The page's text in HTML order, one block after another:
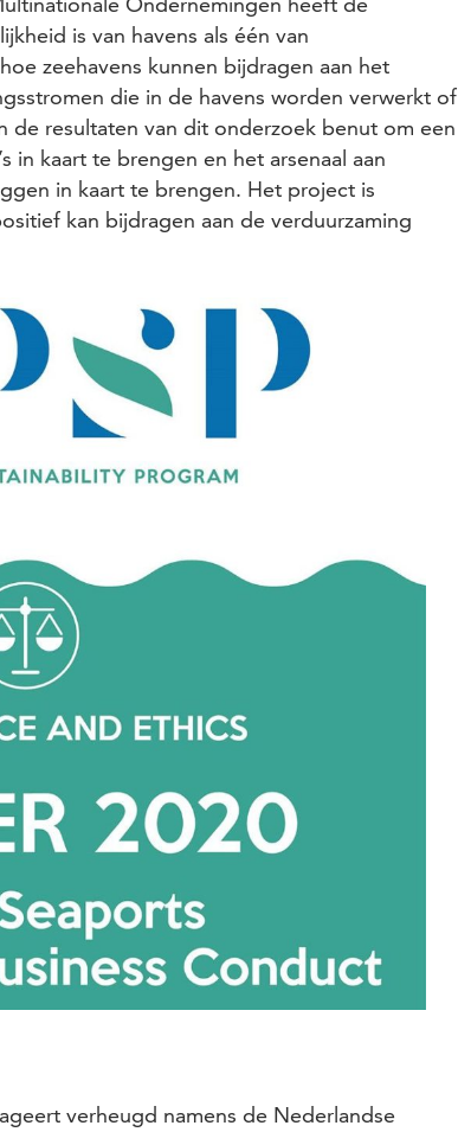
is van havens als één van
zeehavens kunnen bijdragen aan het
die in de havens worden verwerkt of
de resultaten van dit onderzoek benut om een
in kaart te brengen en het arsenaal aan
in kaart te brengen. Het project is
kan bijdragen aan de verduurzaming
verheugd namens de Nederlandse